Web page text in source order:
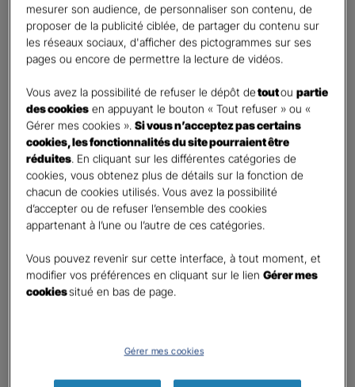
Madame
Monsieur
Contact *
First Last
Téléphone*
United
States
+1
E-mail
En cochant cette case et en soumettant ce formulaire,
j'accepte que mes données personnelles soient utilisées
mesurer son audience, de personnaliser son contenu, de
proposer de la publicité ciblée, de partager du contenu sur
les réseaux sociaux, d'afficher des pictogrammes sur ses
pages ou encore de permettre la lecture de vidéos.
Vous avez la possibilité de refuser le dépôt detoutoupartie
des cookies en appuyant le bouton « Tout refuser » ou «
Gérer mes cookies ».Si vous n’acceptez pas certains
cookies, les fonctionnalités du site pourraient être
réduites. En cliquant sur les différentes catégories de
cookies, vous obtenez plus de détails sur la fonction de
chacun de cookies utilisés. Vous avez la possibilité
d’accepter ou de refuser l’ensemble des cookies
appartenant à l’une ou l’autre de ces catégories.
Vous pouvez revenir sur cette interface, à tout moment, et
modifier vos préférences en cliquant sur le lienGérer mes
cookiessitué en bas de page.
Gérer mes cookies